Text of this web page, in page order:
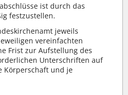
ist durch das
festzustellen.
jeweils
vereinfachten
Frist zur Aufstellung des
Unterschriften auf
Körperschaft und je